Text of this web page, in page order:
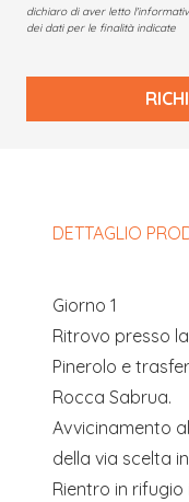
dichiaro di aver letto
dei dati per le finalità indicate
essere
vuoto
DETTAGLIO
Giorno 1
Ritrovo presso
Pinerolo e
Rocca Sabrua.
Avvicinamento
della via scelta
Rientro in rifugio